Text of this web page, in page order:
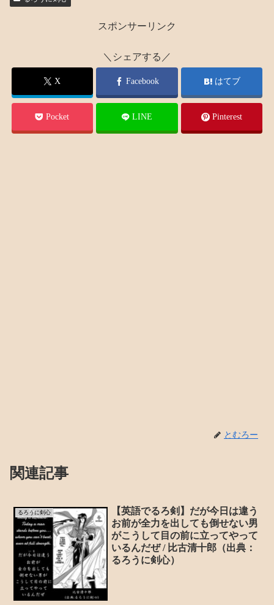
スポンサーリンク
＼シェアする／
X Facebook はてブ
Pocket LINE Pinterest
とむろー
関連記事
るろうに剣心
【英語でるろ剣】だが今日は違う
お前が全力を出しても倒せない男
がこうして目の前に立ってやって
いるんだぜ / 比古清十郎（出典：
るろうに剣心）